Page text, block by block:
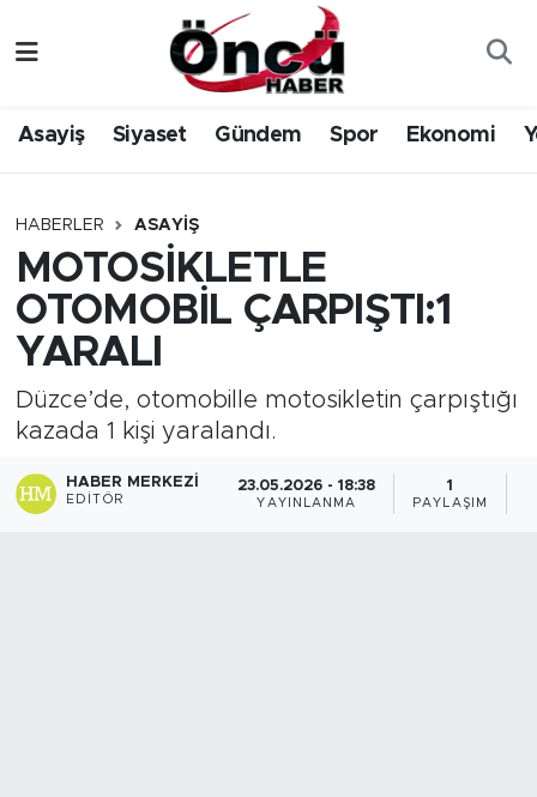
Asayiş Siyaset Gündem Spor Ekonomi
HABERLER ASAYIŞ
MOTOSİKLETLE
OTOMOBİL ÇARPIŞTI:1
YARALI
Düzce’de, otomobille motosikletin çarpıştığı
kazada 1 kişi yaralandı.
HABER MERKEZI
EDITÖR
23.05.2026 - 18:38
YAYINLANMA
1
PAYLAŞIM
Gündem
Sağlık & Çevre
Spor
Siyaset
Yerel Haber
Düzce Nöbetçi Eczaneler
Düzce Hava Durumu
Düzce Namaz Vakitleri
Düzce Trafik Yoğunluk Haritası
Süper Lig Puan Durumu ve Fikstür
Tüm Manşetler